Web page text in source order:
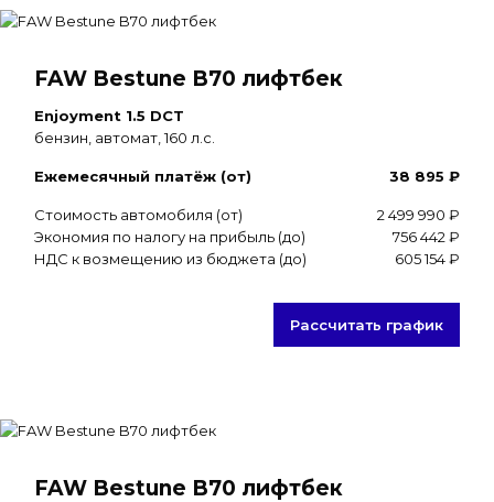
FAW Bestune B70 лифтбек
Enjoyment 1.5 DCT
бензин, автомат, 160 л.с.
Ежемесячный платёж (от) 38 895 ₽
Стоимость автомобиля (от)
2 499 990 ₽
Экономия по налогу на прибыль (до)
756 442 ₽
НДС к возмещению из бюджета (до)
605 154 ₽
Рассчитать график
FAW Bestune B70 лифтбек